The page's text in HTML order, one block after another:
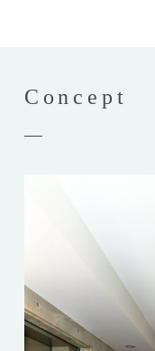
Concept